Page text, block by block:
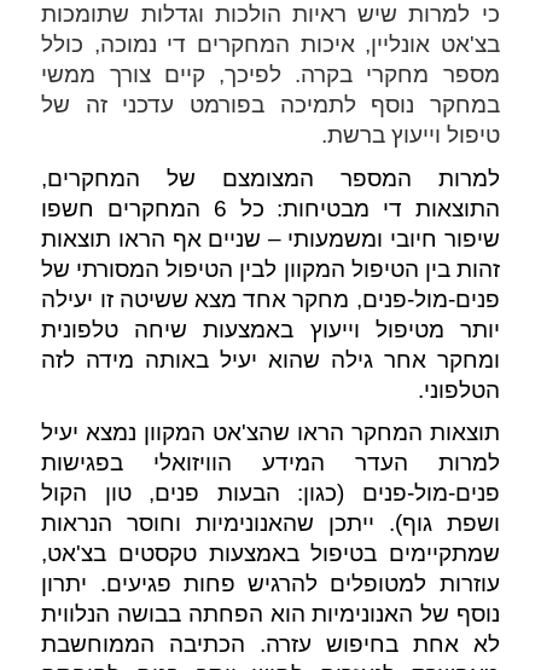
כי למרות שיש ראיות הולכות וגדלות שתומכות
בצ'אט אונליין, איכות המחקרים די נמוכה, כולל
במחקר נוסף לתמיכה בפורמט עדכני זה של
טיפול וייעוץ ברשת.
שיפור חיובי ומשמעותי – שניים אף הראו תוצאות
זהות בין הטיפול המקוון לבין הטיפול המסורתי של
יותר מטיפול וייעוץ באמצעות שיחה טלפונית
הטלפוני.
תוצאות המחקר הראו שהצ'אט המקוון נמצא יעיל
למרות העדר המידע הוויזואלי בפגישות
פנים-מול-פנים (כגון: הבעות פנים, טון הקול
ושפת גוף). ייתכן שהאנונימיות וחוסר הנראות
נוסף של האנונימיות הוא הפחתה בבושה הנלווית
לא אחת בחיפוש עזרה. הכתיבה הממוחשבת